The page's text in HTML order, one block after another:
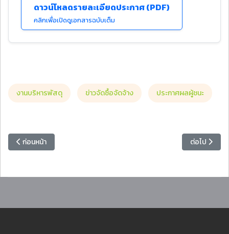
ดาวน์โหลดรายละเอียดประกาศ (PDF)
คลิกเพื่อเปิดดูเอกสารฉบับเต็ม
งานบริหารพัสดุ ข่าวจัดซื้อจัดจ้าง ประกาศผลผู้ชนะ
เนื้อหาก่อนหน้า: ประกาศข้อมูลสาระสำคัญในสัญญาประกวดราคาจ้างก่อ
ก่อนหน้า เนื้อหาถัดไป
ต่อไป